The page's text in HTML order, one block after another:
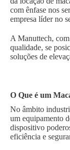
com ênfase nos
empresa líder no
A Manuttech,
qualidade, se
soluções de
O Que é um
No âmbito
um equipamento
dispositivo
eficiência e